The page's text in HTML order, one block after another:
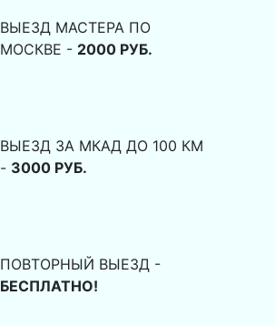
ВЫЕЗД МАСТЕРА ПО
МОСКВЕ - 2000 РУБ.
ВЫЕЗД ЗА МКАД ДО 100 КМ
- 3000 РУБ.
ПОВТОРНЫЙ ВЫЕЗД -
БЕСПЛАТНО!